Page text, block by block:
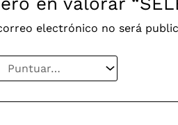
electrónico no será